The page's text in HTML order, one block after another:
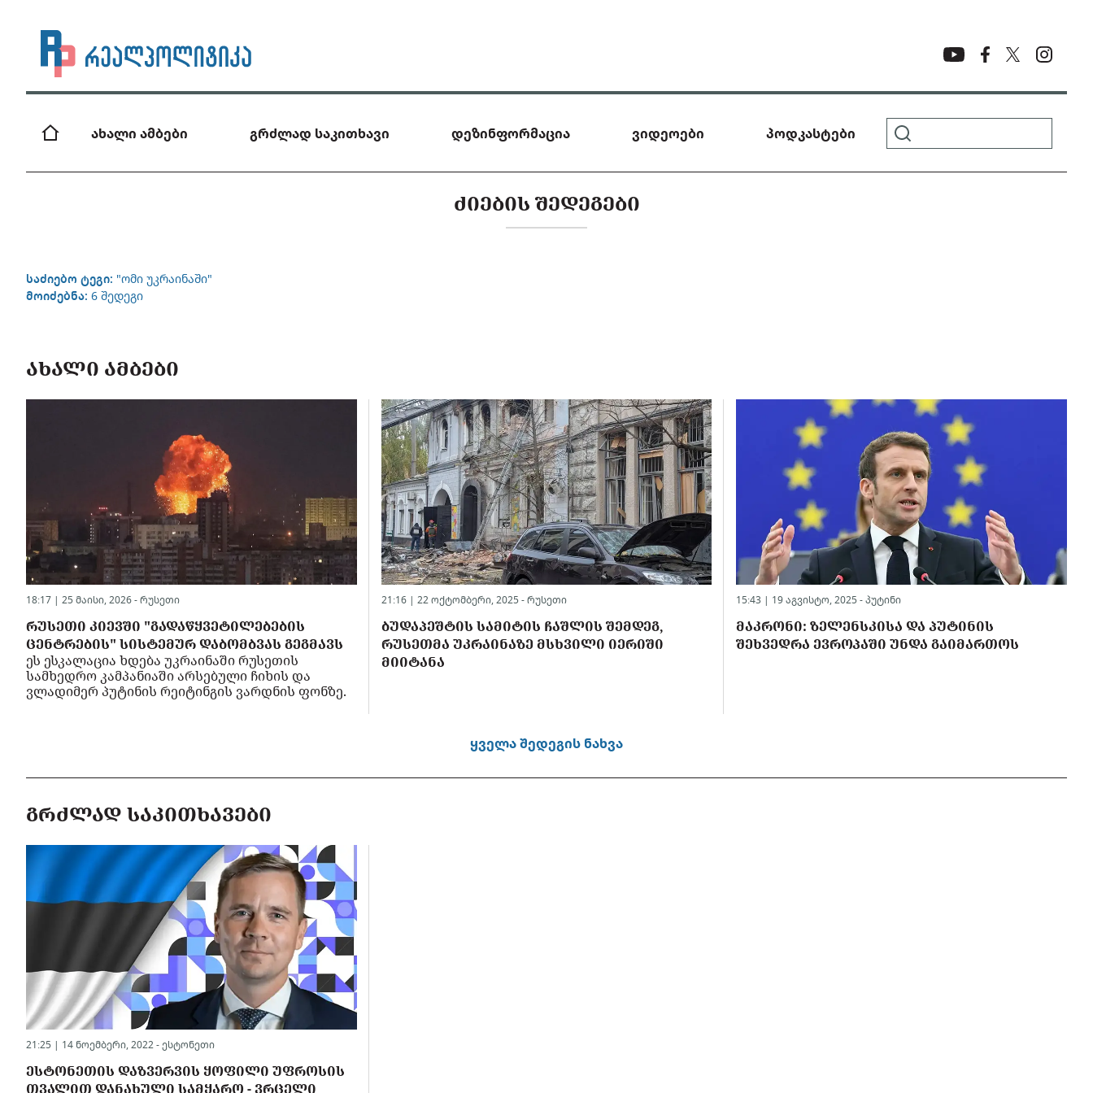
ახალი ამბები გრძლად საკითხავი დეზინფორმაცია ვიდეოები პოდკასტები
ᲫᲘᲔᲑᲘᲡ ᲨᲔᲓᲔᲒᲔᲑᲘ
საძიებო ტეგი: "ომი უკრაინაში"
მოიძებნა: 6 შედეგი
ᲐᲮᲐᲚᲘ ᲐᲛᲑᲔᲑᲘ
18:17 | 25 მაისი, 2026 - რუსეთი
ᲠᲣᲡᲔᲗᲘ ᲙᲘᲔᲕᲨᲘ "ᲒᲐᲓᲐᲬᲧᲕᲔᲢᲘᲚᲔᲑᲔᲑᲘᲡ
ᲪᲔᲜᲢᲠᲔᲑᲘᲡ" ᲡᲘᲡᲢᲔᲛᲣᲠ ᲓᲐᲑᲝᲛᲑᲕᲐᲡ ᲒᲔᲒᲛᲐᲕᲡ
ეს ესკალაცია ხდება უკრაინაში რუსეთის
სამხედრო კამპანიაში არსებული ჩიხის და
ვლადიმერ პუტინის რეიტინგის ვარდნის ფონზე.
21:16 | 22 ოქტომბერი, 2025 - რუსეთი
ᲑᲣᲓᲐᲞᲔᲨᲢᲘᲡ ᲡᲐᲛᲘᲢᲘᲡ ᲩᲐᲨᲚᲘᲡ ᲨᲔᲛᲓᲔᲒ,
ᲠᲣᲡᲔᲗᲛᲐ ᲣᲙᲠᲐᲘᲜᲐᲖᲔ ᲛᲡᲮᲕᲘᲚᲘ ᲘᲔᲠᲘᲨᲘ
ᲛᲘᲘᲢᲐᲜᲐ
15:43 | 19 აგვისტო, 2025 -პუტინი
ᲛᲐᲙᲠᲝᲜᲘ: ᲖᲔᲚᲔᲜᲡᲙᲘᲡᲐ ᲓᲐ ᲞᲣᲢᲘᲜᲘᲡ
ᲨᲔᲮᲕᲔᲓᲠᲐ ᲔᲕᲠᲝᲞᲐᲨᲘ ᲣᲜᲓᲐ ᲒᲐᲘᲛᲐᲠᲗᲝᲡ
ყველა შედეგის ნახვა
ᲒᲠᲫᲚᲐᲓ ᲡᲐᲙᲘᲗᲮᲐᲕᲔᲑᲘ
21:25 | 14 ნოემბერი, 2022 - ესტონეთი
ᲔᲡᲢᲝᲜᲔᲗᲘᲡ ᲓᲐᲖᲕᲔᲠᲕᲘᲡ ᲧᲝᲤᲘᲚᲘ ᲣᲤᲠᲝᲡᲘᲡ
ᲗᲕᲐᲚᲘᲗ ᲓᲐᲜᲐᲮᲣᲚᲘ ᲡᲐᲛᲧᲐᲠᲝ - ᲕᲠᲪᲔᲚᲘ